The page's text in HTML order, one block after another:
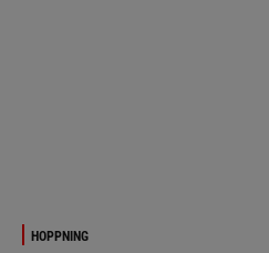
HOPPNING